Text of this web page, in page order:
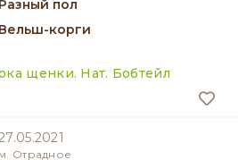
разный пол
Вельш-корги
щенки. Нат. Бобтейл
м. Отрадное